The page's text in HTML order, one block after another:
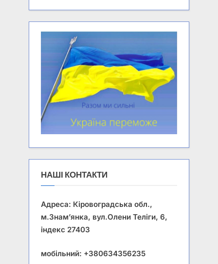
НАШІ КОНТАКТИ
Адреса: Кіровоградська обл.,
м.Знам’янка, вул.Олени Теліги, 6,
індекс 27403
мобільний: +380634356235